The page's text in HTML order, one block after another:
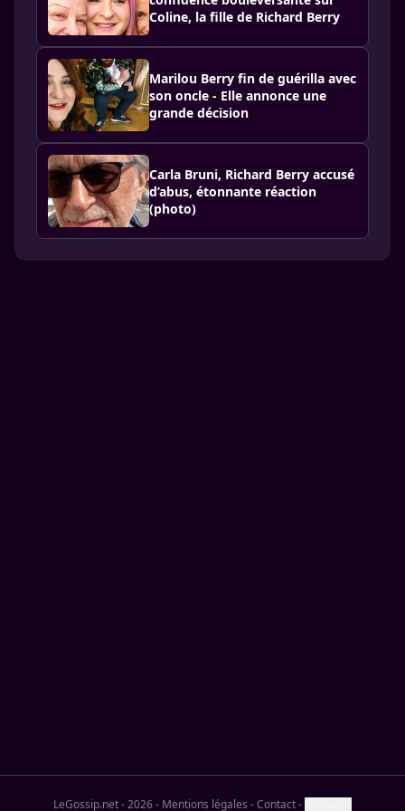
Coline, la fille de Richard Berry
Marilou Berry fin de guérilla avec
son oncle - Elle annonce une
grande décision
Carla Bruni, Richard Berry accusé
d’abus, étonnante réaction
(photo)
LeGossip.net - 2026- Mentions légales -Contact-